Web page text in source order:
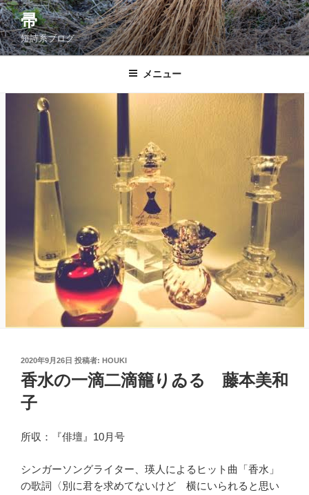
コ
ン
テ
ン
帚
短詩系ブログ
メニュー
投
稿
日:
2020年9月26日 投稿者: HOUKI
香水の一滴二滴籠りゐる 藤本美和
子
所収：『俳壇』10月号
シンガーソングライター、瑛人によるヒット曲「香水」
の歌詞〈別に君を求めてないけど 横にいられると思い